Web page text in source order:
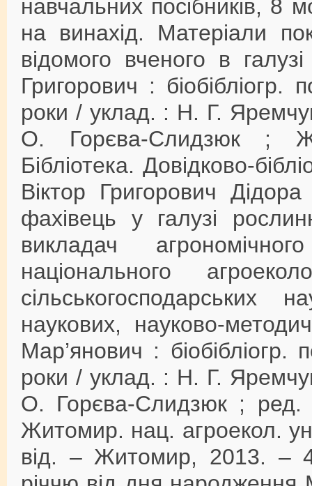
навчальних посібників, 8
на винахід. Матеріали
відомого вченого в
Григорович :
роки / уклад. : Н. Г.
О. Горєва-Слидзюк ;
Бібліотека. Довідково-
Віктор Григорович
фахівець у галузі
викладач
національного
наукових, науково-
Мар’янович :
роки / уклад. : Н. Г.
О. Горєва-Слидзюк ;
Житомир. нац. агроекол. ун-
від. – Житомир, 2013. –